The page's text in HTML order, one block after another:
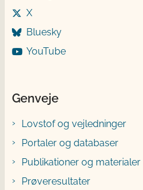
X
Bluesky
YouTube
Genveje
Lovstof og vejledninger
Portaler og databaser
Publikationer og materialer
Prøveresultater